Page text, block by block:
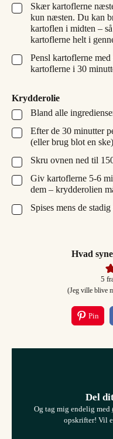
▢
Skær kartoflerne
kun næsten. Du kan
kartoflen i midten –
kartoflerne helt i
▢
Pensl kartoflerne
kartoflerne i 30
Krydderolie
▢
Bland alle
▢
Efter de 30 minutter
(eller brug blot en
▢
Skru ovnen ned til
▢
Giv kartoflerne 5-6
dem – krydderolien
▢
Spises mens de
Hvad
5
(Jeg ville blive
Pin
Del
Og tag mig endelig med
opskrifter! Vil